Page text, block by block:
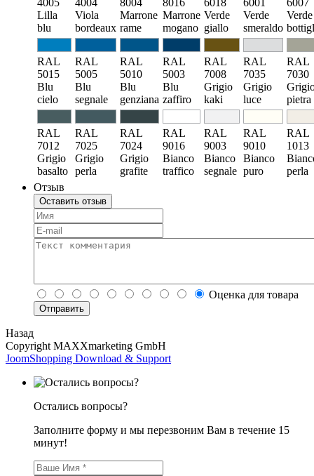
Lilla
blu
Viola
bordeaux
Marrone
rame
Marrone
mogano
Verde
giallo
Verde
smeraldo
Verde
RAL
5015
Blu
cielo
RAL
5005
Blu
segnale
RAL
5010
Blu
genziana
RAL
5003
Blu
zaffiro
RAL
7008
Grigio
kaki
RAL
7035
Grigio
luce
RAL
7030
pietra
RAL
7012
Grigio
basalto
RAL
7025
Grigio
perla
RAL
7024
Grigio
grafite
RAL
9016
Bianco
traffico
RAL
9003
Bianco
segnale
RAL
9010
Bianco
puro
RAL
1013
perla
Отзыв
Оставить отзыв
Оценка для товара
Назад
Copyright MAXXmarketing GmbH
JoomShopping Download & Support
Остались вопросы?
Заполните форму и мы перезвоним Вам в течение 15
минут!